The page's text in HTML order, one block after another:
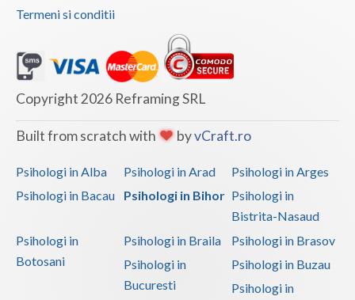
Termeni si conditii
Copyright 2026 Reframing SRL
Built from scratch with byvCraft.ro
Psihologi in Alba Psihologi in Arad
Psihologi in Arges
Psihologi in Bacau
Psihologi in Bihor Psihologi in
Bistrita-Nasaud
Psihologi in
Botosani
Psihologi in Braila
Psihologi in Brasov
Psihologi in
Bucuresti
Psihologi in Buzau
Psihologi in